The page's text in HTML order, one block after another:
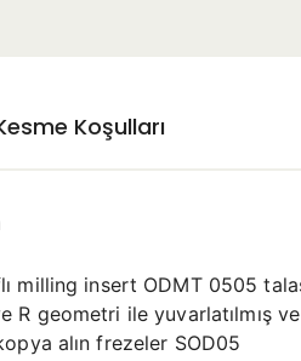
Koşulları
milling insert ODMT 0505
ve R geometri ile yuvarlatılmış
alın frezeler SOD05